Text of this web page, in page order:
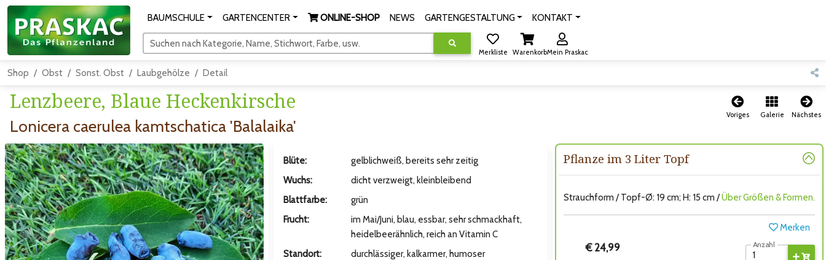
BAUMSCHULE GARTENCENTER ONLINE-SHOP NEWS GARTENGESTALTUNG KONTAKT
Suchen nach Kategorie, Name, Stichwort, Farbe, usw.
Merkliste WarenkorbMein Praskac
Shop Obst Sonst. Obst Laubgehölze Detail
Lenzbeere, Blaue Heckenkirsche
Lonicera caerulea kamtschatica 'Balalaika'
Voriges Galerie Nächstes
Pflanze im 3 Liter Topf
Strauchform / Topf-Ø: 19 cm; H: 15 cm /Über Größen & Formen.
Merken
€ 24,99 Anzahl
Blüte:
gelblichweiß, bereits sehr zeitig
Wuchs:
dicht verzweigt, kleinbleibend
Blattfarbe:
grün
Frucht:
im Mai/Juni, blau, essbar, sehr schmackhaft,
heidelbeerähnlich, reich an Vitamin C
Standort:
durchlässiger, kalkarmer, humoser